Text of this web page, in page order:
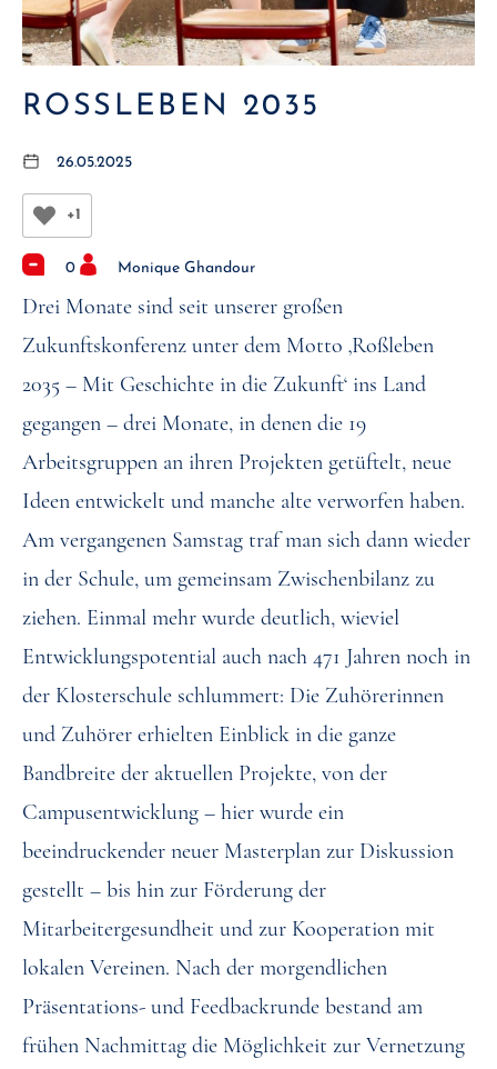
ROSSLEBEN 2035
26.05.2025
+1
0 Monique Ghandour
Drei Monate sind seit unserer großen
Zukunftskonferenz unter dem Motto ‚Roßleben
2035 – Mit Geschichte in die Zukunft‘ ins Land
gegangen – drei Monate, in denen die 19
Arbeitsgruppen an ihren Projekten getüftelt, neue
Ideen entwickelt und manche alte verworfen haben.
Am vergangenen Samstag traf man sich dann wieder
in der Schule, um gemeinsam Zwischenbilanz zu
ziehen. Einmal mehr wurde deutlich, wieviel
Entwicklungspotential auch nach 471 Jahren noch in
der Klosterschule schlummert: Die Zuhörerinnen
und Zuhörer erhielten Einblick in die ganze
Bandbreite der aktuellen Projekte, von der
Campusentwicklung – hier wurde ein
beeindruckender neuer Masterplan zur Diskussion
gestellt – bis hin zur Förderung der
Mitarbeitergesundheit und zur Kooperation mit
lokalen Vereinen. Nach der morgendlichen
Präsentations- und Feedbackrunde bestand am
frühen Nachmittag die Möglichkeit zur Vernetzung